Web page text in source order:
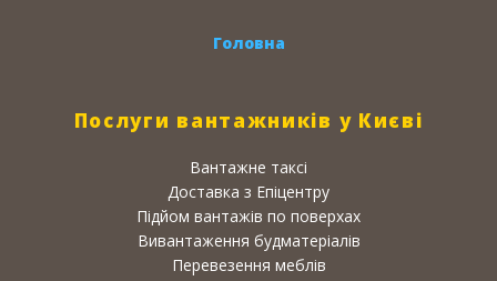
Головна
Послуги вантажників у Києві
Вантажне таксі
Доставка з Епіцентру
Підйом вантажів по поверхах
Вивантаження будматеріалів
Перевезення меблів